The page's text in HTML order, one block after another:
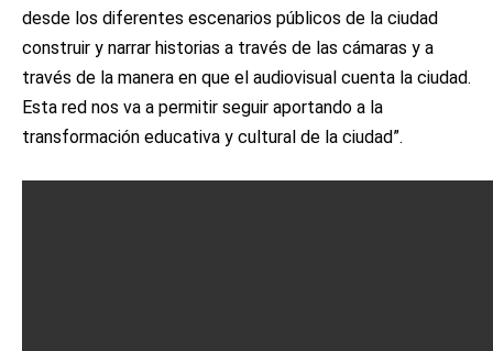
desde los diferentes escenarios públicos de la ciudad
construir y narrar historias a través de las cámaras y a
través de la manera en que el audiovisual cuenta la ciudad.
Esta red nos va a permitir seguir aportando a la
transformación educativa y cultural de la ciudad”.